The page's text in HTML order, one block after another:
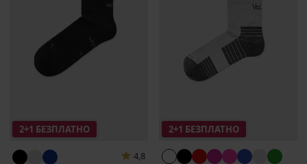
2+1 БЕЗПЛАТНО
4,8
2+1 БЕЗПЛАТНО